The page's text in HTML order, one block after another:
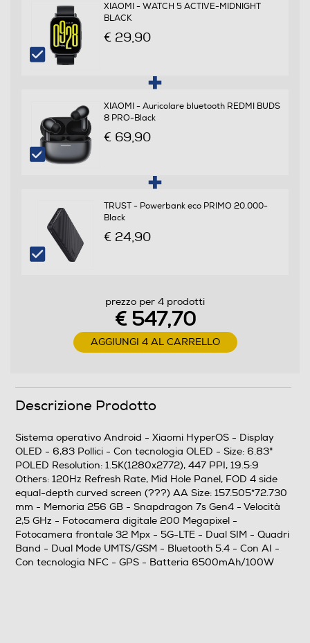
Specifiche frequenza
LTE: 1/3/5/7/8/20/28/38/40/41 (Full band) WCDMA:
Sistema Operativo - Processore
Sistema operativo
Android
Xiaomi HyperOS
Core processore
Velocità del processore in GHz
Fotocamera
Fotocamera digitale
MegaPixel totali
200
Altre specifiche fotocamera/e
XIAOMI - WATCH 5 ACTIVE-MIDNIGHT
BLACK
€ 29,90
XIAOMI - Auricolare bluetooth REDMI BUDS
8 PRO-Black
€ 69,90
TRUST - Powerbank eco PRIMO 20.000-
Black
€ 24,90
prezzo per 4 prodotti
€ 547,70
AGGIUNGI 4 AL CARRELLO
Descrizione Prodotto
Sistema operativo Android - Xiaomi HyperOS - Display
OLED - 6,83 Pollici - Con tecnologia OLED - Size: 6.83"
POLED Resolution: 1.5K(1280x2772), 447 PPI, 19.5:9
Others: 120Hz Refresh Rate, Mid Hole Panel, FOD 4 side
equal-depth curved screen (???) AA Size: 157.505*72.730
mm - Memoria 256 GB - Snapdragon 7s Gen4 - Velocità
2,5 GHz - Fotocamera digitale 200 Megapixel -
Fotocamera frontale 32 Mpx - 5G-LTE - Dual SIM - Quadri
Band - Dual Mode UMTS/GSM - Bluetooth 5.4 - Con AI -
Con tecnologia NFC - GPS - Batteria 6500mAh/100W